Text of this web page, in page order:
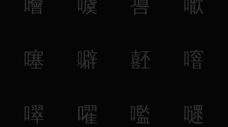
噻 噼 噽 噾
噿 嚁 嚂 嚃